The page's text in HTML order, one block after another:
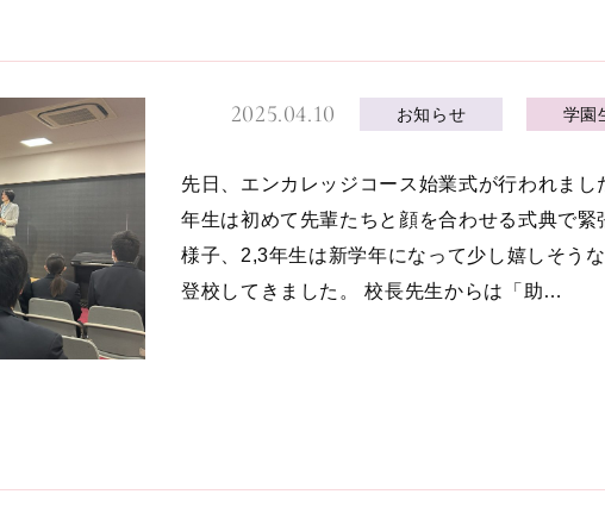
2025.04.10 お知らせ 学園
先日、エンカレッジコース始業式が行われまし
年生は初めて先輩たちと顔を合わせる式典で緊
様子、2,3年生は新学年になって少し嬉しそう
登校してきました。 校長先生からは「助…